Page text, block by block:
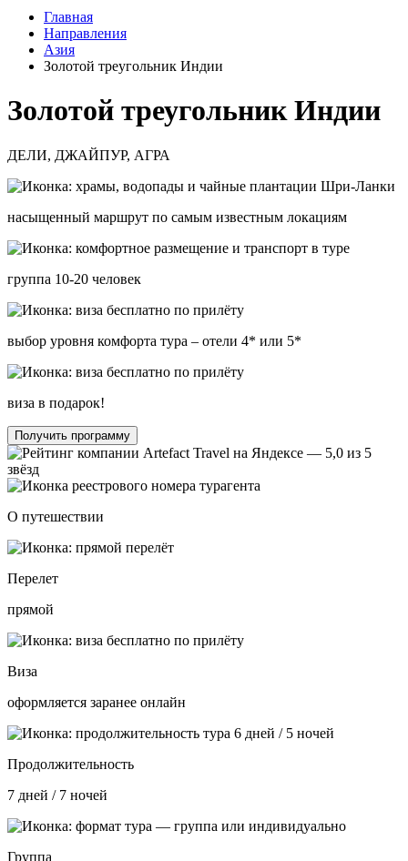
Главная
Направления
Азия
Золотой треугольник Индии
Золотой треугольникИндии
ДЕЛИ, ДЖАЙПУР, АГРА
насыщенный маршрут по самым известным локациям
группа 10-20 человек
выбор уровня комфорта тура – отели 4* или 5*
виза в подарок!
Получить программу
О путешествии
Перелет
прямой
Виза
оформляется заранее онлайн
Продолжительность
7 дней / 7 ночей
Группа